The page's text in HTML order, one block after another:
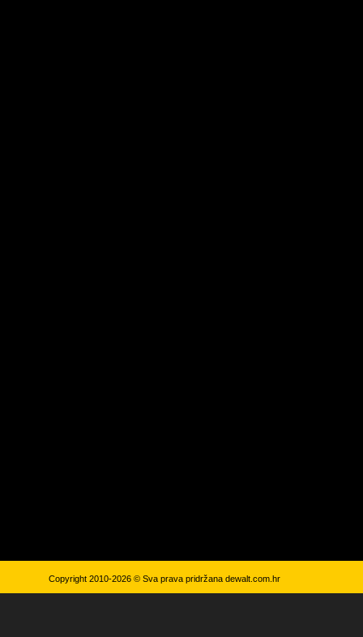
Copyright 2010-2026 © Sva prava pridržana dewalt.com.hr